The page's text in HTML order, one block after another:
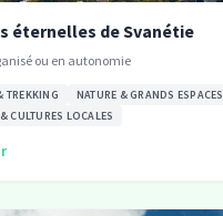
éternelles de Svanétie
ou en autonomie
TREKKING
NATURE & GRANDS ESPACES
CULTURES LOCALES